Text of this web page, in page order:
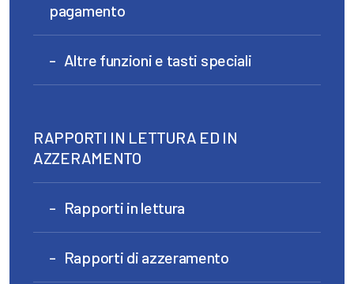
pagamento
Altre funzioni e tasti speciali
RAPPORTI IN LETTURA ED IN
AZZERAMENTO
Rapporti in lettura
Rapporti di azzeramento